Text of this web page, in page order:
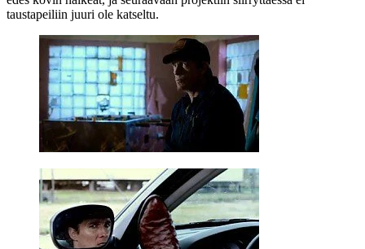
taustapeiliin juuri ole katseltu.